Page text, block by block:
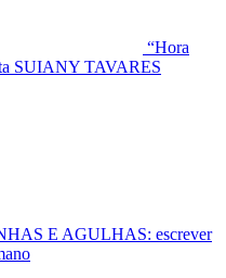
“Hora
SUIANY TAVARES
E AGULHAS: escrever